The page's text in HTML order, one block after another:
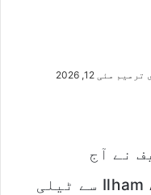
مئی 12, 2026
نے آج
آذربائیجان کے صدرIlham Aliyev سے ٹیلی